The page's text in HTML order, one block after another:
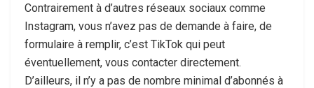
Contrairement à d’autres réseaux sociaux comme
Instagram, vous n’avez pas de demande à faire, de
formulaire à remplir, c’est TikTok qui peut
éventuellement, vous contacter directement.
D’ailleurs, il n’y a pas de nombre minimal d’abonnés à